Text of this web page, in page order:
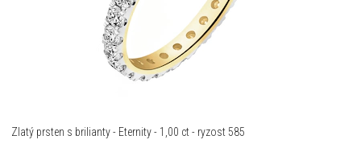
Zlatý prsten s brilianty - Eternity - 1,00 ct - ryzost 585